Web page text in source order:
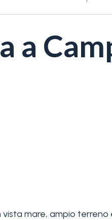
a
vista mare, ampio